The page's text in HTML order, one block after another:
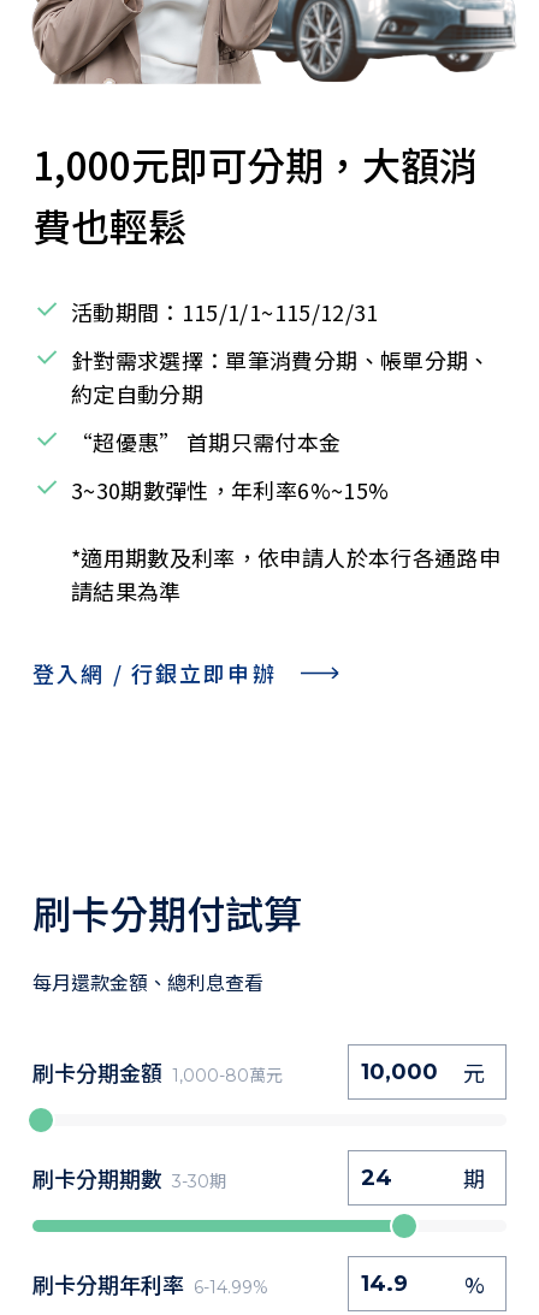
1,000元即可分期，大額消
費也輕鬆
活動期間：115/1/1~115/12/31
針對需求選擇：單筆消費分期、帳單分期、
約定自動分期
“超優惠” 首期只需付本金
3~30期數彈性，年利率6%~15%
*適用期數及利率，依申請人於本行各通路申
請結果為準
登入網 / 行銀立即申辦
刷卡分期付試算
每月還款金額、總利息查看
刷卡分期金額 1,000-80萬元 元
刷卡分期期數 3-30期 期
刷卡分期年利率 6-14.99% %